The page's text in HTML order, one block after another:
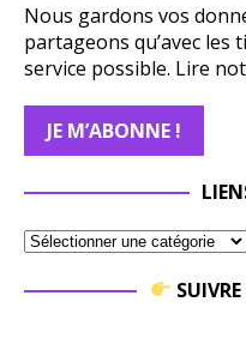
Nous gardons vos
partageons qu’avec les
service possible. Lire